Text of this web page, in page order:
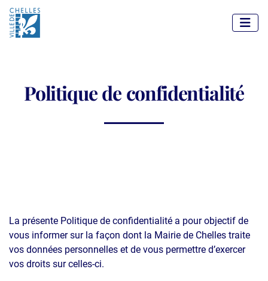
Politique de confidentialité
La présente Politique de confidentialité a pour objectif de
vous informer sur la façon dont la Mairie de Chelles traite
vos données personnelles et de vous permettre d’exercer
vos droits sur celles-ci.
Panneau de gestion des cookies